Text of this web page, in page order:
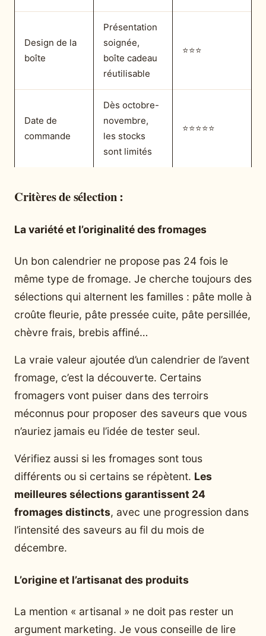
Design de la
boîte
Présentation
soignée,
boîte cadeau
réutilisable
⭐⭐⭐
Date de
commande
Dès octobre-
novembre,
les stocks
sont limités
⭐⭐⭐⭐⭐
Critères de sélection :
La variété et l’originalité des fromages
Un bon calendrier ne propose pas 24 fois le
même type de fromage. Je cherche toujours des
sélections qui alternent les familles : pâte molle à
croûte fleurie, pâte pressée cuite, pâte persillée,
chèvre frais, brebis affiné…
La vraie valeur ajoutée d’un calendrier de l’avent
fromage, c’est la découverte. Certains
fromagers vont puiser dans des terroirs
méconnus pour proposer des saveurs que vous
n’auriez jamais eu l’idée de tester seul.
Vérifiez aussi si les fromages sont tous
différents ou si certains se répètent. Les
meilleures sélections garantissent 24
fromages distincts, avec une progression dans
l’intensité des saveurs au fil du mois de
décembre.
L’origine et l’artisanat des produits
La mention « artisanal » ne doit pas rester un
argument marketing. Je vous conseille de lire